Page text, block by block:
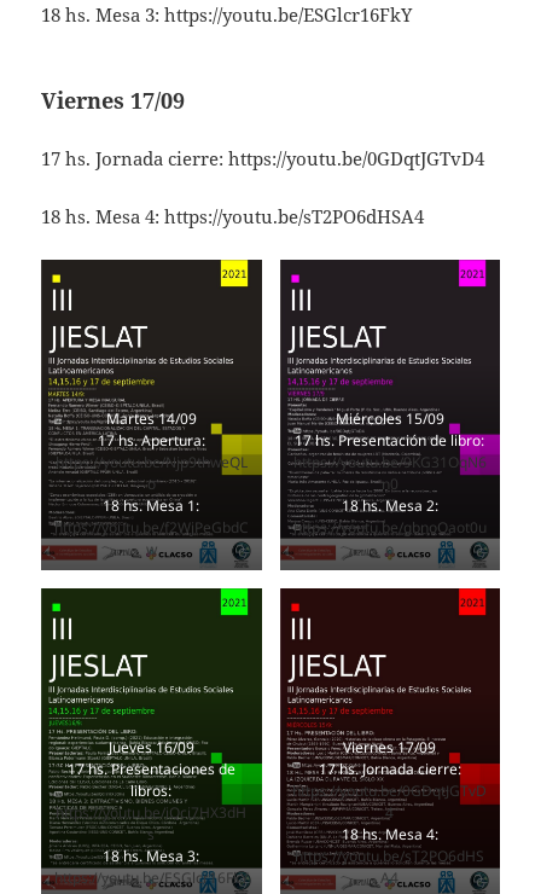
18 hs. Mesa 3:https://youtu.be/ESGlcr16FkY
Viernes 17/09
17 hs. Jornada cierre:https://youtu.be/0GDqtJGTvD4
18 hs. Mesa 4:https://youtu.be/sT2PO6dHSA4
Martes 14/09
17 hs. Apertura:
https://youtu.be/Njp9thweQL
o
18 hs. Mesa 1:
https://youtu.be/f2WjPeGbdC
w
Miércoles 15/09
17 hs. Presentación de libro:
https://youtu.be/9KG31OqN6
n0
18 hs. Mesa 2:
https://youtu.be/gbnoOaot0u
o
Jueves 16/09
17 hs. Presentaciones de
libros:
https://youtu.be/iQci7HX3dH
s
18 hs. Mesa 3:
https://youtu.be/ESGlcr16FkY
Viernes 17/09
17 hs. Jornada cierre:
https://youtu.be/0GDqtJGTvD
4
18 hs. Mesa 4:
https://youtu.be/sT2PO6dHS
A4